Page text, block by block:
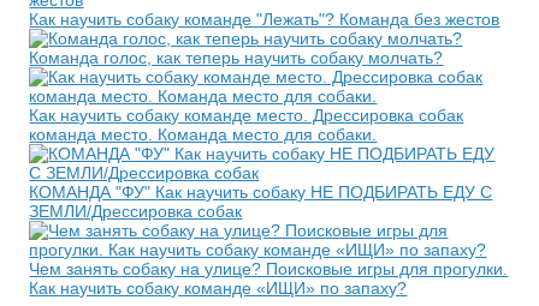
Как научить собаку команде "Лежать"? Команда без жестов
Команда голос, как теперь научить собаку молчать?
Как научить собаку команде место. Дрессировка собак
команда место. Команда место для собаки.
КОМАНДА "ФУ" Как научить собаку НЕ ПОДБИРАТЬ ЕДУ С
ЗЕМЛИ/Дрессировка собак
Чем занять собаку на улице? Поисковые игры для прогулки.
Как научить собаку команде «ИЩИ» по запаху?